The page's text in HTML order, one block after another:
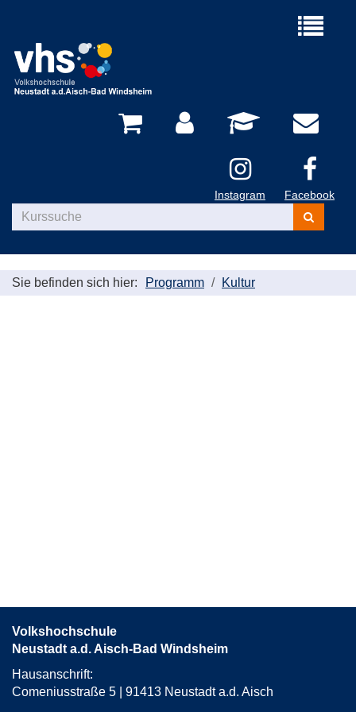
Menü
Instagram Facebook
Kurse
suchen
Sie befinden sich hier: Programm Kultur
Volkshochschule
Neustadt a.d. Aisch-Bad Windsheim
Hausanschrift:
Comeniusstraße 5 | 91413 Neustadt a.d. Aisch